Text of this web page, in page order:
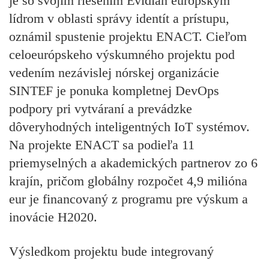
lídrom v oblasti správy identít a prístupu,
oznámil spustenie projektu ENACT. Cieľom
celoeurópskeho výskumného projektu pod
vedením nezávislej nórskej organizácie
SINTEF je ponuka kompletnej DevOps
podpory pri vytváraní a prevádzke
dôveryhodných inteligentných IoT systémov.
Na projekte ENACT sa podieľa 11
priemyselných a akademických partnerov zo 6
krajín, pričom globálny rozpočet 4,9 milióna
eur je financovaný z programu pre výskum a
inovácie H2020.
Výsledkom projektu bude integrovaný